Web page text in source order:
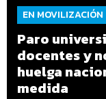
EN MOVILIZACIÓN
Paro
docentes y
huelga
medida